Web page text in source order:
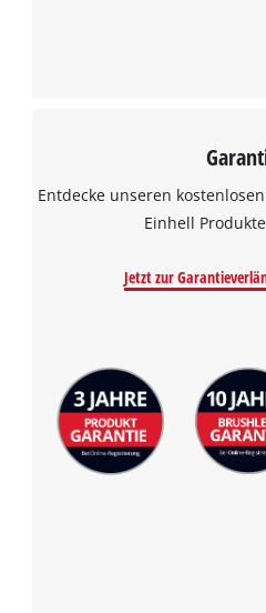
Wir
Google
This content is
visitor. The
Powered by
Entdecke unseren
Einhell
Jetzt zur